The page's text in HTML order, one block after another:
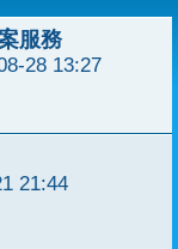
服務
28 13:27
21:44